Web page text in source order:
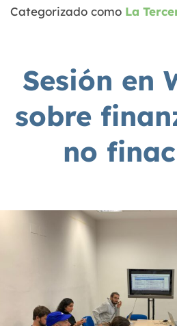
Categorizado como La
Sesión en
sobre
no